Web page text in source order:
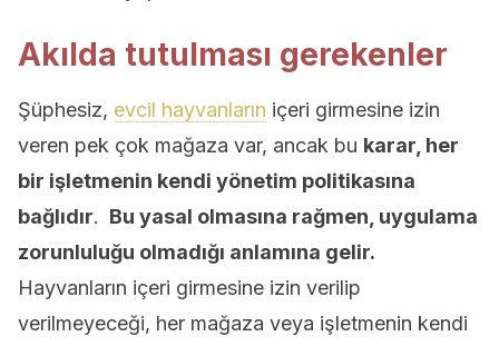
Akılda tutulması gerekenler
Şüphesiz, evcil hayvanların içeri girmesine izin
veren pek çok mağaza var, ancak bu karar, her
bir işletmenin kendi yönetim politikasına
bağlıdır. Bu yasal olmasına rağmen, uygulama
zorunluluğu olmadığı anlamına gelir.
Hayvanların içeri girmesine izin verilip
verilmeyeceği, her mağaza veya işletmenin kendi